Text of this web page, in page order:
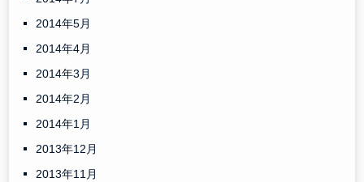
2014年5月
2014年4月
2014年3月
2014年2月
2014年1月
2013年12月
2013年11月